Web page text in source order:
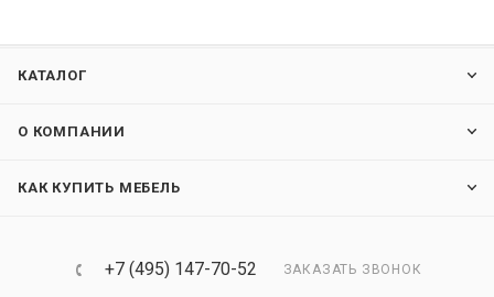
КАТАЛОГ
О КОМПАНИИ
КАК КУПИТЬ МЕБЕЛЬ
+7 (495) 147-70-52 ЗАКАЗАТЬ ЗВОНОК